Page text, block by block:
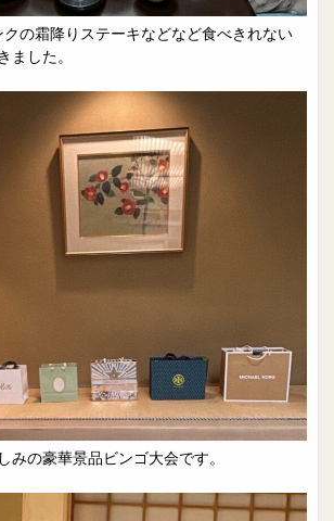
の霜降りステーキなどなど食べきれない
ました。
みの豪華景品ビンゴ大会です。